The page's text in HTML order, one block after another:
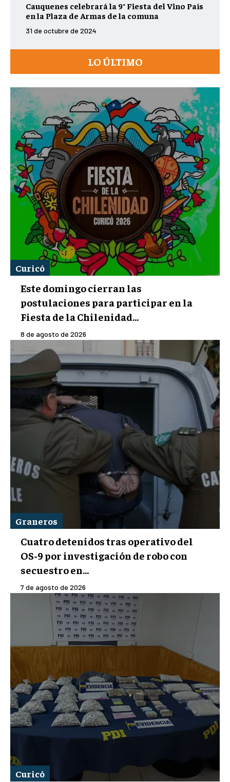
Cauquenes celebrará la 9° Fiesta del Vino País
en la Plaza de Armas de la comuna
31 de octubre de 2024
LO ÚLTIMO
Curicó
Este domingo cierran las
postulaciones para participar en la
Fiesta de la Chilenidad...
8 de agosto de 2026
Graneros
Cuatro detenidos tras operativo del
OS-9 por investigación de robo con
secuestro en...
7 de agosto de 2026
Curicó